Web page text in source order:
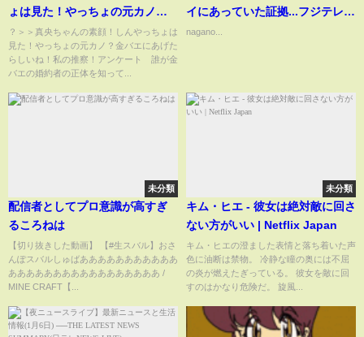
ょは見た！やっちょの元カノ？
金バエにあげたらしいね！私の
推察！アンケート 誰が金バエ
の婚約者の正体を知ってるの？
位？素顔のままで
？＞＞真央ちゃんの素顔！しんやっちょは
見た！やっちょの元カノ？金バエにあげた
らしいね！私の推察！アンケート 誰が金
バエの婚約者の正体を知って...
イにあっていた証拠...フジテレビ
退社を相談した夜に強要された
nagano...
未分類
配信者としてプロ意識が高すぎ
るころねは
【切り抜きした動画】 【#生スバル】おさ
んぽスバルしゅばあああああああああああ
あああああああああああああああああ /
MINE CRAFT【...
未分類
キム・ヒエ - 彼女は絶対敵に回さ
ない方がいい | Netflix Japan
キム・ヒエの澄ました表情と落ち着いた声
色に油断は禁物。 冷静な瞳の奥には不屈
の炎が燃えたぎっている。 彼女を敵に回
すのはかなり危険だ。 旋風...